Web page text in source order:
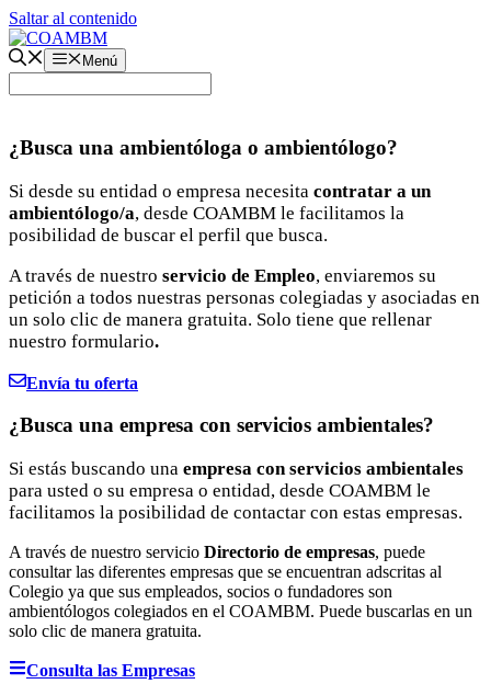
Saltar al contenido
Menú
¿Busca una ambientóloga o ambientólogo?
Si desde su entidad o empresa necesita contratar a un
ambientólogo/a, desde COAMBM le facilitamos la
posibilidad de buscar el perfil que busca.
A través de nuestro servicio de Empleo, enviaremos su
petición a todos nuestras personas colegiadas y asociadas en
un solo clic de manera gratuita. Solo tiene que rellenar
nuestro formulario.
Envía tu oferta
¿Busca una empresa con servicios ambientales?
Si estás buscando una empresa con servicios ambientales
para usted o su empresa o entidad, desde COAMBM le
facilitamos la posibilidad de contactar con estas empresas.
A través de nuestro servicio Directorio de empresas, puede
consultar las diferentes empresas que se encuentran adscritas al
Colegio ya que sus empleados, socios o fundadores son
ambientólogos colegiados en el COAMBM. Puede buscarlas en un
solo clic de manera gratuita.
Consulta las Empresas